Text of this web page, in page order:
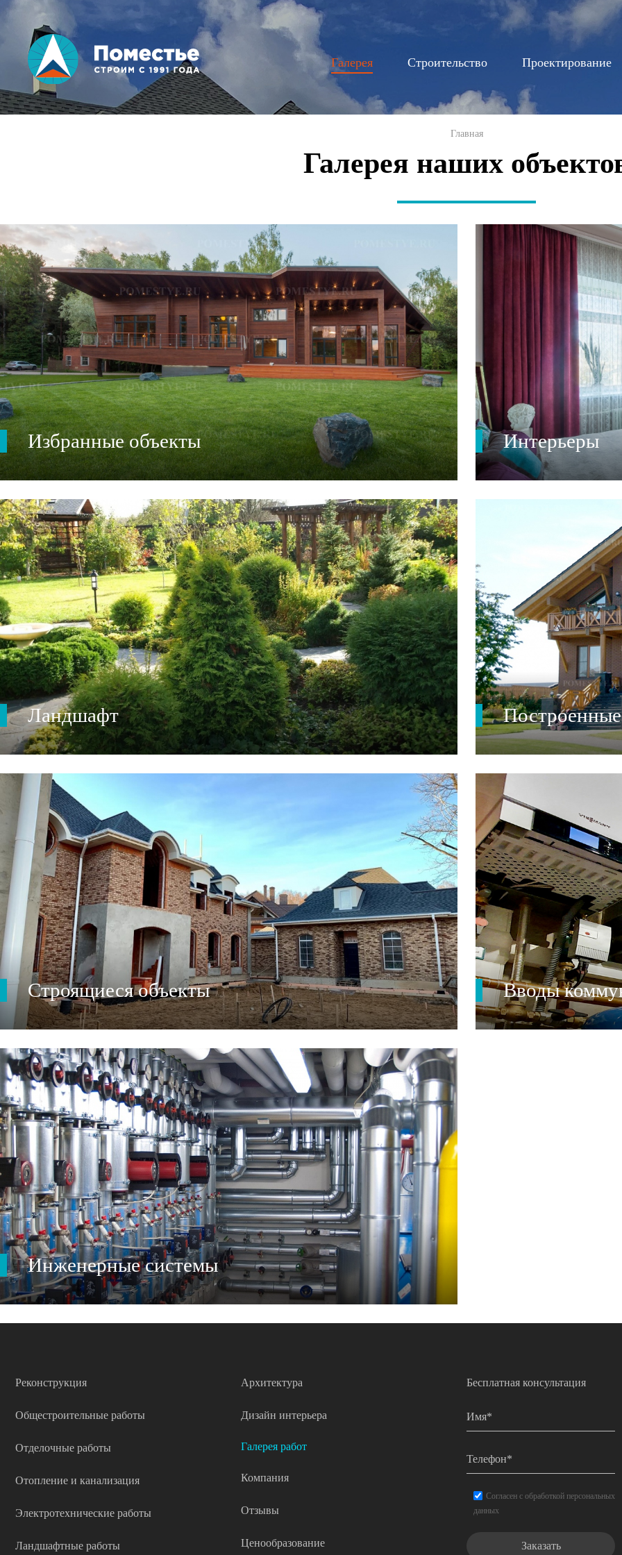
основному
Галерея Строительство Проектирование
Главная
Галерея наших
Избранные объекты Интерьеры
Ландшафт
Строящиеся объекты Вводы
Инженерные системы
Реконструкция
Общестроительные работы
Отделочные работы
Отопление и канализация
Электротехнические работы
Ландшафтные работы
Архитектура
Дизайн интерьера
Галерея работ
Компания
Отзывы
Ценообразование
Бесплатная консультация
Имя
Телефон
Согласие
Согласен с обработкой персональных
данных